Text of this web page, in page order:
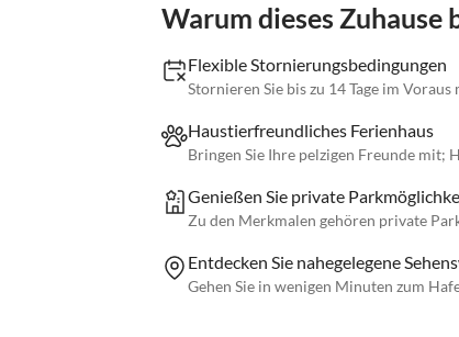
Warum dieses Zuhause
Flexible Stornierungsbedingungen
Stornieren Sie bis zu 14 Tage im
Haustierfreundliches Ferienhaus
Bringen Sie Ihre pelzigen Freunde mit;
Genießen Sie private
Zu den Merkmalen gehören private
Entdecken Sie nahegelegene
Gehen Sie in wenigen Minuten zum